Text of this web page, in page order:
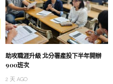
助攻職涯升級 北分署產投下半年開辦
900班次
2 天 AGO